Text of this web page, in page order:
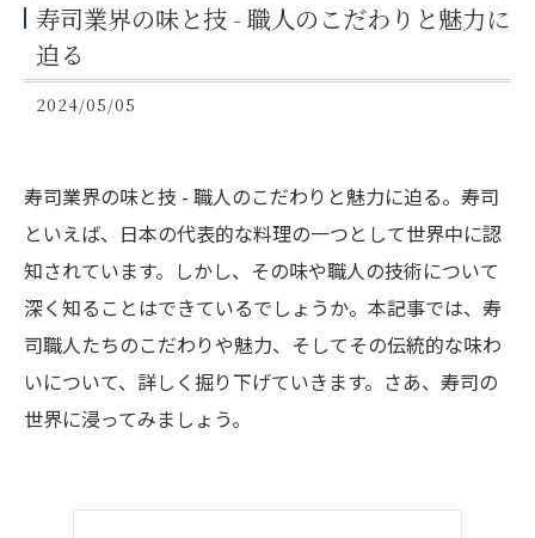
寿司業界の味と技 - 職人のこだわりと魅力に
迫る
2024/05/05
寿司業界の味と技 - 職人のこだわりと魅力に迫る。寿司
といえば、日本の代表的な料理の一つとして世界中に認
知されています。しかし、その味や職人の技術について
深く知ることはできているでしょうか。本記事では、寿
司職人たちのこだわりや魅力、そしてその伝統的な味わ
いについて、詳しく掘り下げていきます。さあ、寿司の
世界に浸ってみましょう。